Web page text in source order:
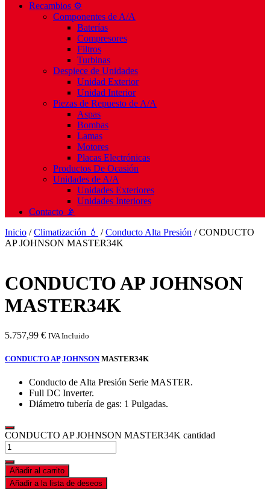
Recambios ⚙️
Componentes de A/A
Baterías
Compresores
Filtros
Turbinas
Despiece de Unidades
Unidad Exterior
Unidad Interior
Piezas de Repuesto de A/A
Aspas
Bombas
Lamas
Motores
Placas Electrónicas
Productos De Ocasión
Unidades de A/A
Unidades Exteriores
Unidades Interiores
Contacto 📡
Inicio /Climatización 💧 /Conducto Alta Presión / CONDUCTO
AP JOHNSON MASTER34K
CONDUCTO AP JOHNSON
MASTER34K
5.757,99 € IVA Incluido
CONDUCTO AP JOHNSONMASTER34K
Conducto de Alta Presión Serie MASTER.
Full DC Inverter.
Diámetro tubería de gas: 1 Pulgadas.
CONDUCTO AP JOHNSON MASTER34K cantidad
Añadir al carrito
Añadir a la lista de deseos